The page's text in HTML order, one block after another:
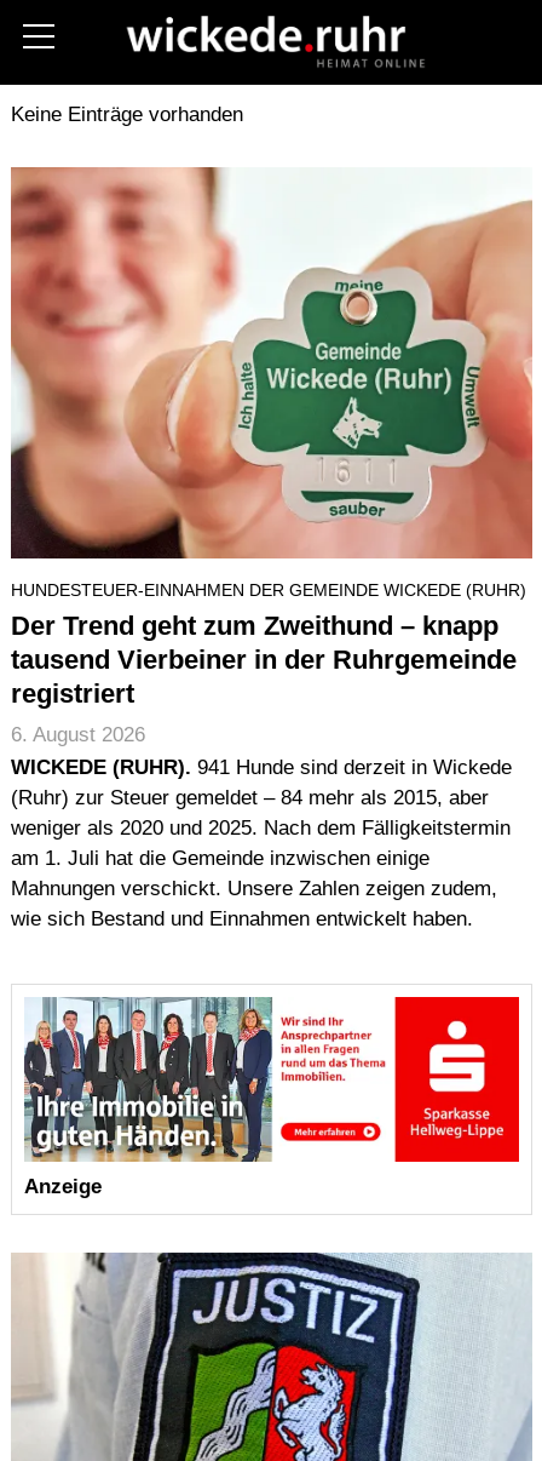
Aktuelles
Kreis Soest
Polizei
Stellenanzeigen
Unternehmen
Gastronomie
Hilfe im Notfall
Vereine
Termine
Kommunalwahl 2025
Über uns
Kontakt (Contact)
Impressum (Imprint)
Urheberrecht (Copyright)
Haftung (Disclaimer)
Datenschutz (Data Protection)
Seitenstruktur (Sitemap)
Suche
Keine Einträge vorhanden
HUNDESTEUER-EINNAHMEN DER GEMEINDE WICKEDE (RUHR)
Der Trend geht zum Zweithund – knapp
tausend Vierbeiner in der Ruhrgemeinde
registriert
6. August 2026
WICKEDE (RUHR). 941 Hunde sind derzeit in Wickede
(Ruhr) zur Steuer gemeldet – 84 mehr als 2015, aber
weniger als 2020 und 2025. Nach dem Fälligkeitstermin
am 1. Juli hat die Gemeinde inzwischen einige
Mahnungen verschickt. Unsere Zahlen zeigen zudem,
wie sich Bestand und Einnahmen entwickelt haben.
Anzeige